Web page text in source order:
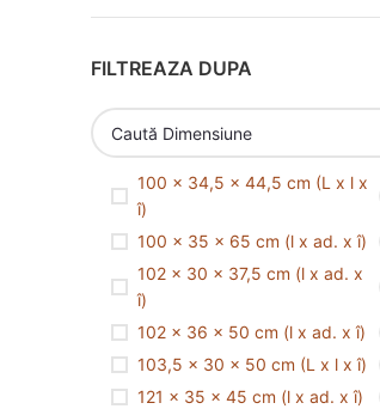
FILTREAZA DUPA
100 x 34,5 x 44,5 cm (L x l x
î)
100 x 35 x 65 cm (l x ad. x î)
102 x 30 x 37,5 cm (l x ad. x
î)
102 x 36 x 50 cm (l x ad. x î)
103,5 x 30 x 50 cm (L x l x î)
121 x 35 x 45 cm (l x ad. x î)